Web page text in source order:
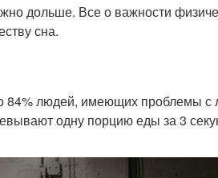
дольше. Все о важности
сна.
84% людей, имеющих проблемы с
одну порцию еды за 3